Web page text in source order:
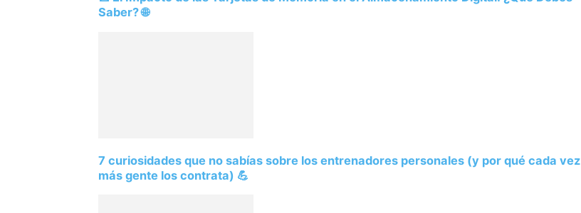
Saber? 🌐
7 curiosidades que no sabías sobre los entrenadores personales (y por qué cada vez
más gente los contrata) 💪